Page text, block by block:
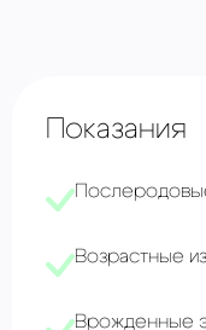
Показания
Возрастные
Врожденные